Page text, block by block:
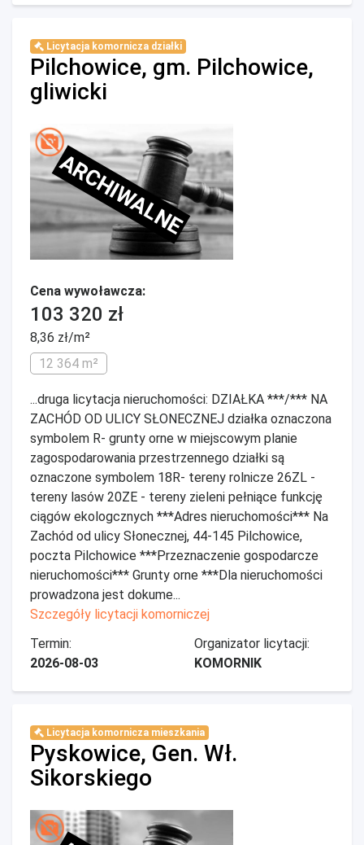
Licytacja komornicza działki
Pilchowice, gm. Pilchowice,
gliwicki
ARCHIWALNE
Cena wywoławcza:
103 320 zł
8,36 zł/m²
12 364 m²
...druga licytacja nieruchomości: DZIAŁKA ***/*** NA
ZACHÓD OD ULICY SŁONECZNEJ działka oznaczona
symbolem R- grunty orne w miejscowym planie
zagospodarowania przestrzennego działki są
oznaczone symbolem 18R- tereny rolnicze 26ZL -
tereny lasów 20ZE - tereny zieleni pełniące funkcję
ciągów ekologcznych ***Adres nieruchomości*** Na
Zachód od ulicy Słonecznej, 44-145 Pilchowice,
poczta Pilchowice ***Przeznaczenie gospodarcze
nieruchomości*** Grunty orne ***Dla nieruchomości
prowadzona jest dokume...
Szczegóły licytacji komorniczej
Termin:
2026-08-03
Organizator licytacji:
KOMORNIK
Licytacja komornicza mieszkania
Pyskowice, Gen. Wł.
Sikorskiego